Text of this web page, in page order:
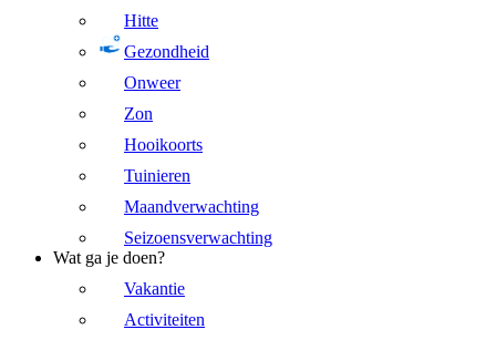
Hitte
Gezondheid
Onweer
Zon
Hooikoorts
Tuinieren
Maandverwachting
Seizoensverwachting
Wat ga je doen?
Vakantie
Activiteiten